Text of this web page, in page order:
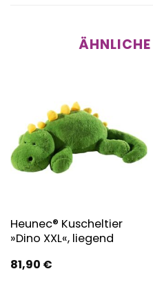
Heunec® Kuscheltier
»Dino XXL«, liegend
81,90 €